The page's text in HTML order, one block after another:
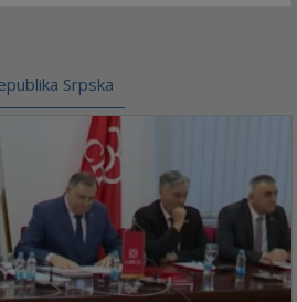
Srpska